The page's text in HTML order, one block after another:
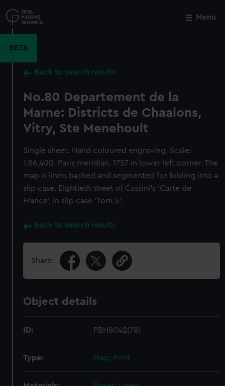
to
main
Menu
BETA
Back to search results
No.80 Departement de la
Marne: Districts de Chaalons,
Vitry, Ste Menehoult
Single sheet. Hand coloured engraving. Scale:
1:86,400. Paris meridian. 1757 in lower left corner. The
map is linen backed and segmented for folding into a
slip case. Eightieth sheet of Cassini's 'Carte de
France', in slip case 'Tom.5'.
Back to search results
Share:
Object details
ID: PBH8042(78)
Type: Map; Print
Close